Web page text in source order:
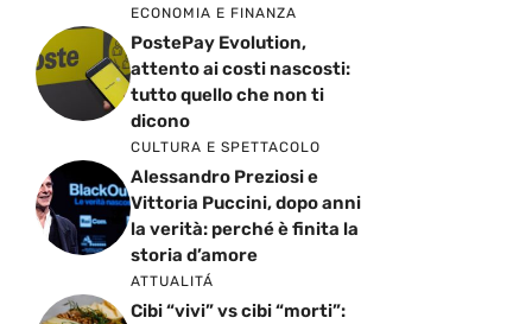
ECONOMIA E FINANZA
PostePay Evolution,
attento ai costi nascosti:
tutto quello che non ti
dicono
CULTURA E SPETTACOLO
Alessandro Preziosi e
Vittoria Puccini, dopo anni
la verità: perché è finita la
storia d’amore
ATTUALITÁ
Cibi “vivi” vs cibi “morti”: